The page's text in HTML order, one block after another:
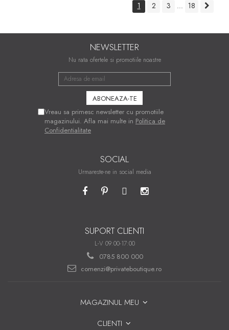
1 2 3 ... 18
NEWSLETTER
Nu rata ofertele si promotiile noastre
Vreau sa primesc newsletter cu promotiile
magazinului. Afla mai multe in Politica de
Confidentialitate
SOCIAL
Urmareste-ne in social media
SUPORT CLIENTI
L-V 09:00-17:00
0785 800 000
comenzi@privateboutique.ro
MAGAZINUL MEU
CLIENTI